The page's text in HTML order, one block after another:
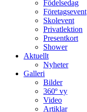
Födelsedag
Företagsevent
Skolevent
Privatlektion
Presentkort
Shower
Aktuellt
Nyheter
Galleri
Bilder
360º vy
Video
Artiklar